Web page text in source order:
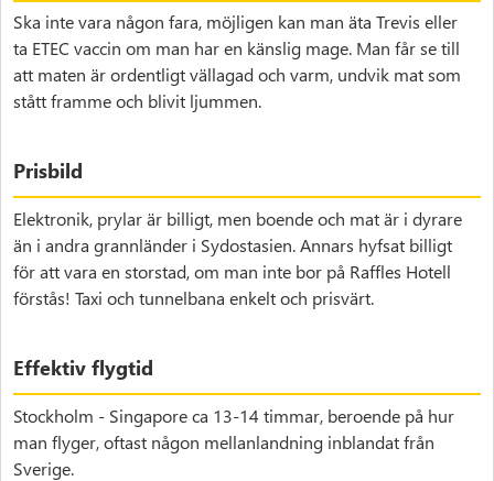
Ska inte vara någon fara, möjligen kan man äta Trevis eller
ta ETEC vaccin om man har en känslig mage. Man får se till
att maten är ordentligt vällagad och varm, undvik mat som
stått framme och blivit ljummen.
Prisbild
Elektronik, prylar är billigt, men boende och mat är i dyrare
än i andra grannländer i Sydostasien. Annars hyfsat billigt
för att vara en storstad, om man inte bor på Raffles Hotell
förstås! Taxi och tunnelbana enkelt och prisvärt.
Effektiv flygtid
Stockholm - Singapore ca 13-14 timmar, beroende på hur
man flyger, oftast någon mellanlandning inblandat från
Sverige.